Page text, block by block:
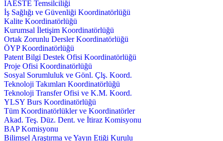
IAESTE Temsilciliği
İş Sağlığı ve Güvenliği Koordinatörlüğü
Kalite Koordinatörlüğü
Kurumsal İletişim Koordinatörlüğü
Ortak Zorunlu Dersler Koordinatörlüğü
ÖYP Koordinatörlüğü
Patent Bilgi Destek Ofisi Koordinatörlüğü
Proje Ofisi Koordinatörlüğü
Sosyal Sorumluluk ve Gönl. Çlş. Koord.
Teknoloji Takımları Koordinatörlüğü
Teknoloji Transfer Ofisi ve K.M. Koord.
YLSY Burs Koordinatörlüğü
Tüm Koordinatörlükler ve Koordinatörler
Akad. Teş. Düz. Dent. ve İtiraz Komisyonu
BAP Komisyonu
Bilimsel Araştırma ve Yayın Etiği Kurulu